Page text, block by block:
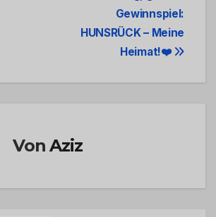
Gewinnspiel:
HUNSRÜCK – Meine
Heimat!❤️
VonAziz